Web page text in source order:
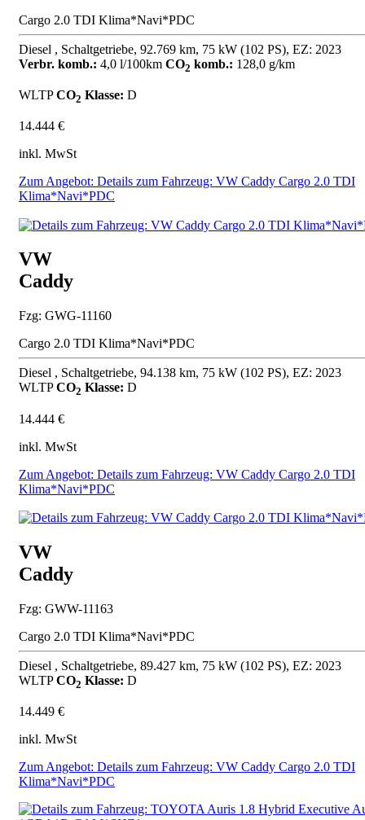
Cargo 2.0 TDI Klima*Navi*PDC
Diesel , Schaltgetriebe, 92.769 km, 75 kW (102 PS), EZ: 2023
Verbr. komb.: 4,0 l/100km CO2 komb.: 128,0 g/km
WLTPCO2 Klasse: D
14.444 €
inkl. MwSt
Zum Angebot: Details zum Fahrzeug: VW Caddy Cargo 2.0 TDI
Klima*Navi*PDC
VW
Caddy
Fzg: GWG-11160
Cargo 2.0 TDI Klima*Navi*PDC
Diesel , Schaltgetriebe, 94.138 km, 75 kW (102 PS), EZ: 2023
WLTPCO2 Klasse: D
14.444 €
inkl. MwSt
Zum Angebot: Details zum Fahrzeug: VW Caddy Cargo 2.0 TDI
Klima*Navi*PDC
VW
Caddy
Fzg: GWW-11163
Cargo 2.0 TDI Klima*Navi*PDC
Diesel , Schaltgetriebe, 89.427 km, 75 kW (102 PS), EZ: 2023
WLTPCO2 Klasse: D
14.449 €
inkl. MwSt
Zum Angebot: Details zum Fahrzeug: VW Caddy Cargo 2.0 TDI
Klima*Navi*PDC